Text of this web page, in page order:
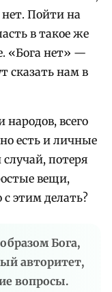
нет. Пойти на
в такое же
«Бога нет» —
сказать нам в
народов, всего
есть и личные
потеря
вещи,
этим делать?
Бога,
авторитет,
вопросы.